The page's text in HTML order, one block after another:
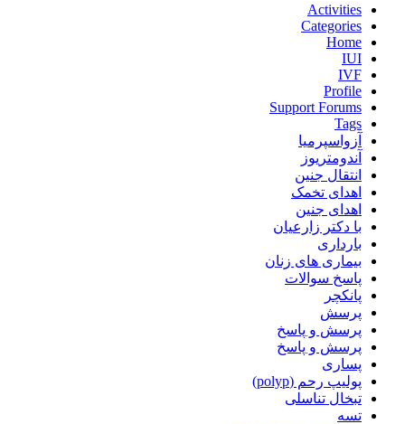
Activities
Categories
Home
IUI
IVF
Profile
Support Forums
Tags
آزواسپرمیا
آندومتریوز
انتقال جنین
اهدای تخمک
اهدای جنین
با دکتر زارعیان
بارداری
بیماری های زنان
پاسخ سوالات
پانکچر
پرسش
پرسش و پاسخ
پرسش و پاسخ
پساری
پولیپ رحم (polyp)
تبخال تناسلی
تسه